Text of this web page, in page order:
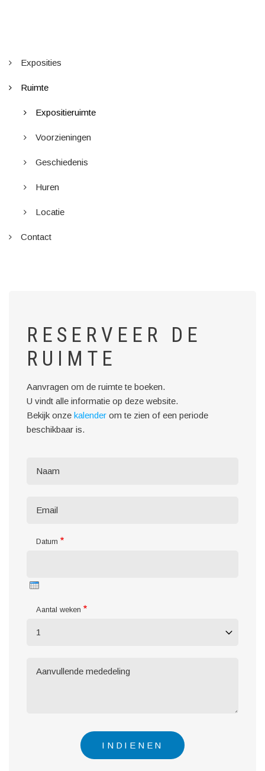
HOOFDNAVIGATIE
Exposities
Ruimte
Expositieruimte
Voorzieningen
Geschiedenis
Huren
Locatie
Contact
RESERVEER DE
RUIMTE
Aanvragen om de ruimte te boeken.
U vindt alle informatie op deze website.
Bekijk onze kalender om te zien of een periode
beschikbaar is.
Datum
Aantal weken